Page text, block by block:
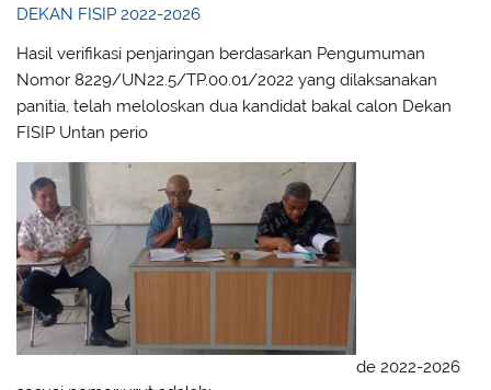
DEKAN FISIP 2022-2026
Hasil verifikasi penjaringan berdasarkan Pengumuman
Nomor 8229/UN22.5/TP.00.01/2022 yang dilaksanakan
panitia, telah meloloskan dua kandidat bakal calon Dekan
FISIP Untan perio
de 2022-2026